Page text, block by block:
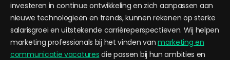
investeren in continue ontwikkeling en zich aanpassen aan
nieuwe technologieën en trends, kunnen rekenen op sterke
salarisgroei en uitstekende carrièreperspectieven. Wij helpen
marketing professionals bij het vinden vanmarketing en
communicatie vacatures die passen bij hun ambities en